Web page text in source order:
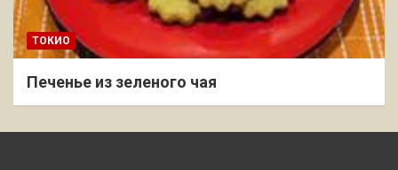
ТОКИО
Печенье из зеленого чая